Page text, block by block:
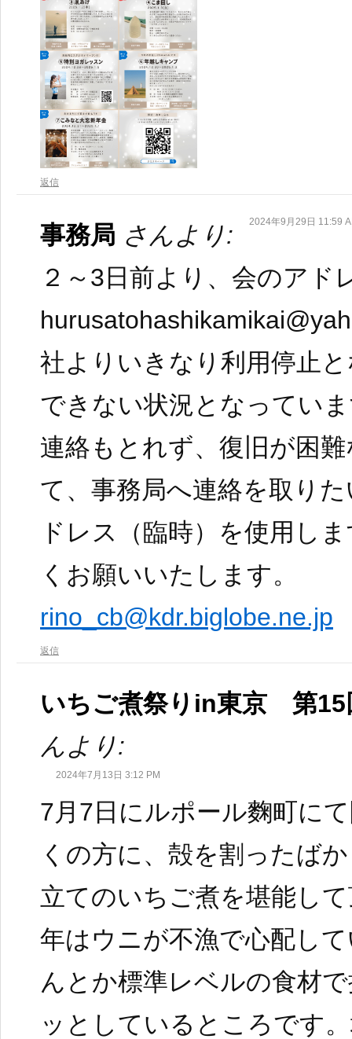
返信
事務局 さんより: 2024年9月29日 11:59
２～3日前より、会のアド
社よりいきなり利用停止
できない状況となってい
連絡もとれず、復旧が困
て、事務局へ連絡を取り
ドレス（臨時）を使用し
くお願いいたします。
rino_cb@kdr.biglobe.ne.jp
返信
いちご煮祭りin東京 第15
んより:
2024年7月13日 3:12 PM
7月7日にルポール麴町に
くの方に、殻を割ったば
立てのいちご煮を堪能し
年はウニが不漁で心配し
んとか標準レベルの食材
ッとしているところです